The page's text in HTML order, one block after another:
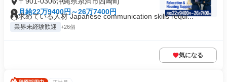
月給22万9400円～26万7400円
求めている人材 Japanese communication skills requi...
業界未経験歓迎 +26個
気になる